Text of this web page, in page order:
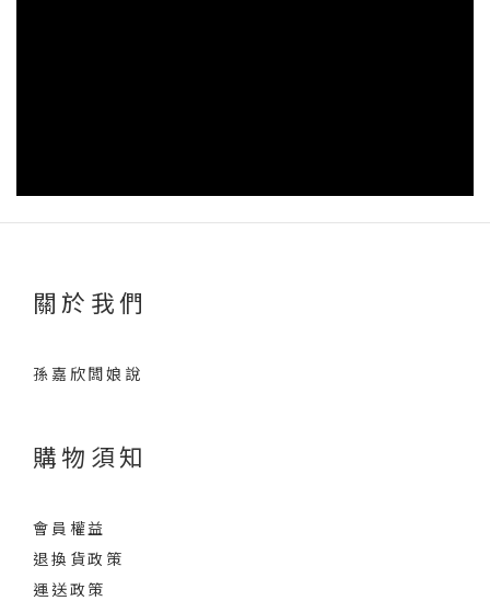
關於我們
孫嘉欣闆娘說
購物須知
會員權益
退換貨政策
運送政策